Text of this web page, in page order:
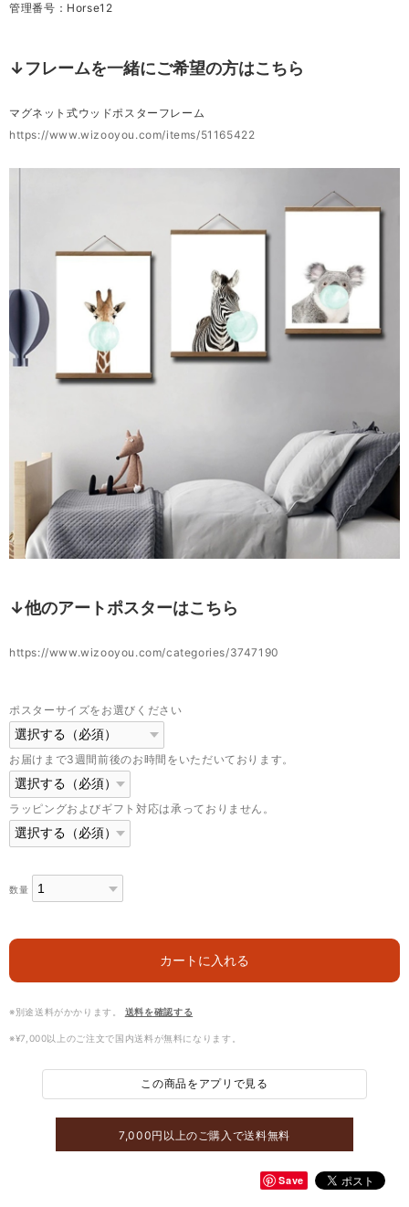
管理番号：Horse12
↓フレームを一緒にご希望の方はこちら
マグネット式ウッドポスターフレーム
https://www.wizooyou.com/items/51165422
↓他のアートポスターはこちら
https://www.wizooyou.com/categories/3747190
ポスターサイズをお選びください
お届けまで3週間前後のお時間をいただいております。
ラッピングおよびギフト対応は承っておりません。
数量
カートに入れる
※別途送料がかかります。 送料を確認する
※¥7,000以上のご注文で国内送料が無料になります。
この商品をアプリで見る
7,000円以上のご購入で送料無料
Save